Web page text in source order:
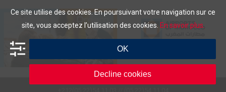
,,
Ce site utilise des cookies. En poursuivant votre navigation sur ce
site, vous acceptez l’utilisation des cookies. En savoir plus.
OK
Decline cookies